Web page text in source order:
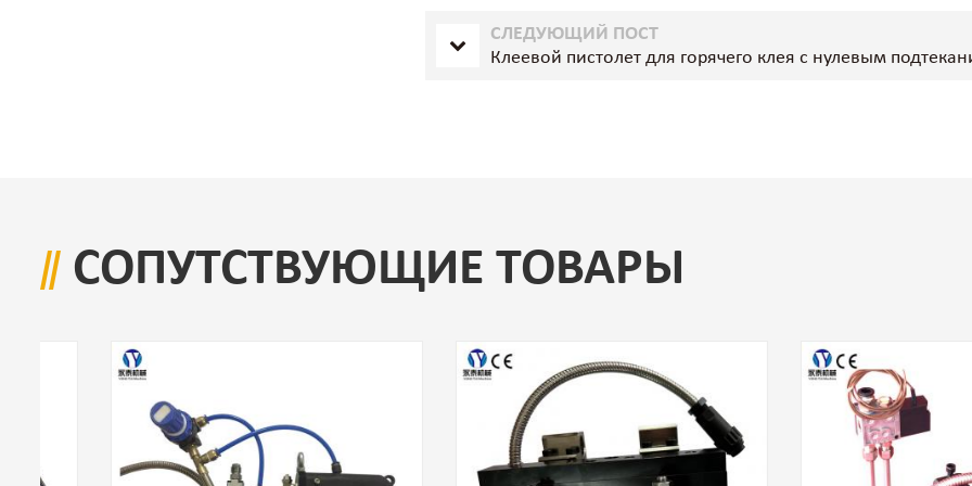
СЛЕДУЮЩИЙ ПОСТ
Клеевой пистолет для горячего клея с нулевым
СОПУТСТВУЮЩИЕ ТОВАРЫ